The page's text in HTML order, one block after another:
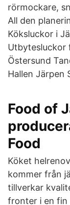
rörmockare,
All den
Köksluckor i
Utbytesluckor
Östersund
Hallen Järpen
Food of
Food
Köket
kommer från
tillverkar
fronter i en fin